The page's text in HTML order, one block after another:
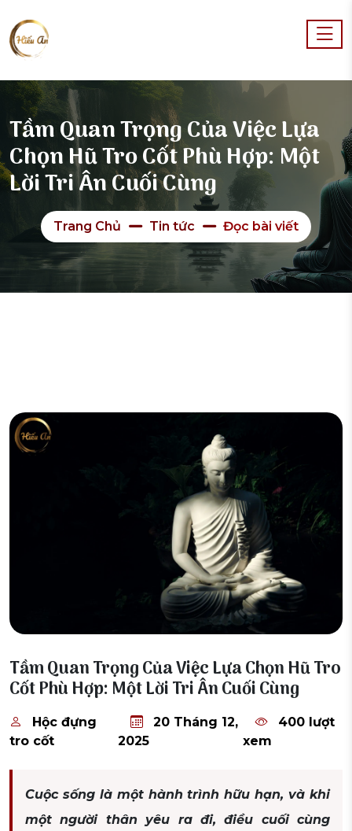
Tầm Quan Trọng Của Việc Lựa
Chọn Hũ Tro Cốt Phù Hợp: Một
Lời Tri Ân Cuối Cùng
Trang Chủ Tin tức Đọc bài viết
Tầm Quan Trọng Của Việc Lựa Chọn Hũ Tro
Cốt Phù Hợp: Một Lời Tri Ân Cuối Cùng
Hộc đựng
tro cốt
20 Tháng 12,
2025
400 lượt
xem
Cuộc sống là một hành trình hữu hạn, và khi
một người thân yêu ra đi, điều cuối cùng